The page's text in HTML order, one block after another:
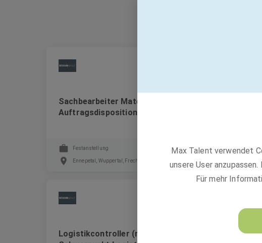
Sachbearbeiter Materialfluss
Auftragsdisposition (m/w/d)
Festanstellung
Ennepetal, Wuppertal, Frechen +2 weitere
Logistikcontroller (m/w/d) / Controller
Max Talent verwendet
unsere User
Für mehr